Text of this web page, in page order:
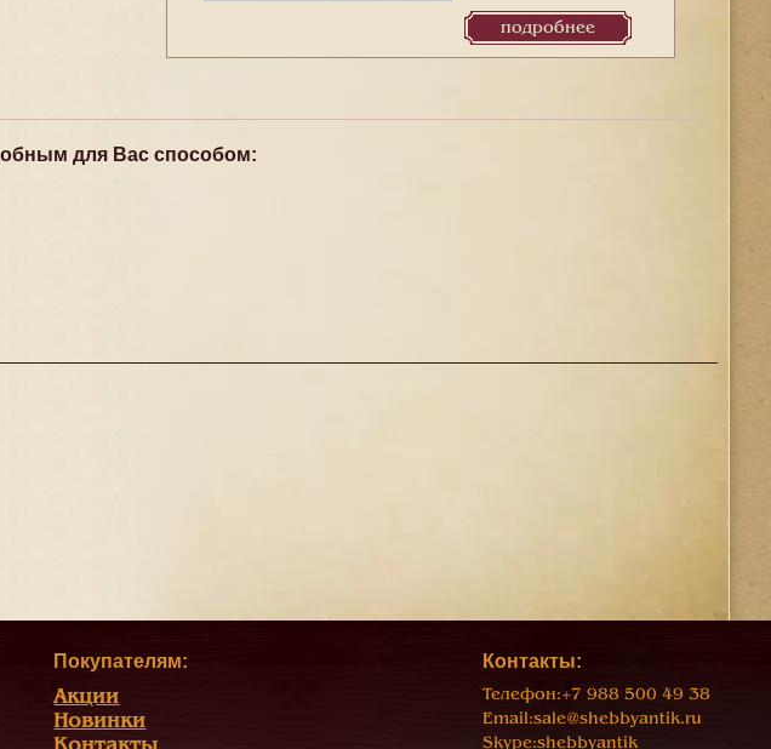
подробнее
для Вас способом:
Покупателям:
Акции
Новинки
Контакты:
Телефон:+7 988 500 49 38
Email:sale@shebbyantik.ru
Skype:shebbyantik